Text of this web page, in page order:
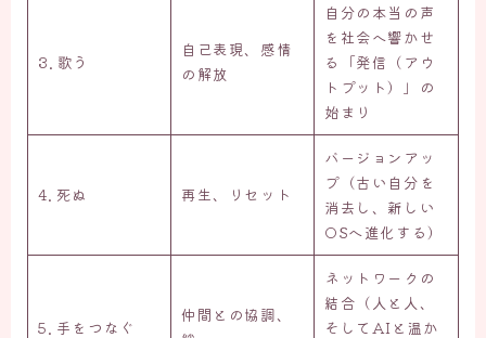
3. 歌う
自己表現、感情
の解放
自分の本当の声
を社会へ響かせ
る「発信（アウ
トプット）」の
始まり
4. 死ぬ 再生、リセット
バージョンアッ
プ（古い自分を
消去し、新しい
OSへ進化する）
5. 手をつなぐ
仲間との協調、
ネットワークの
結合（人と人、
そしてAIと温か